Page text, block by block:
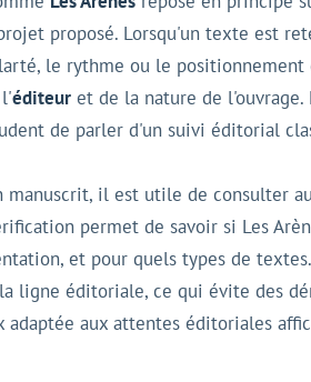
proposé. Lorsqu'un texte est
le rythme ou le
l'éditeur et de la nature de
de parler d'un suivi éditorial
manuscrit, il est utile de consulter
permet de savoir si Les
et pour quels types de
ligne éditoriale, ce qui évite des
aux attentes éditoriales